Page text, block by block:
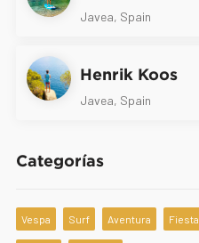
Javea, Spain
Henrik Koos
Javea, Spain
Categorías
Vespa Surf Aventura Fiesta